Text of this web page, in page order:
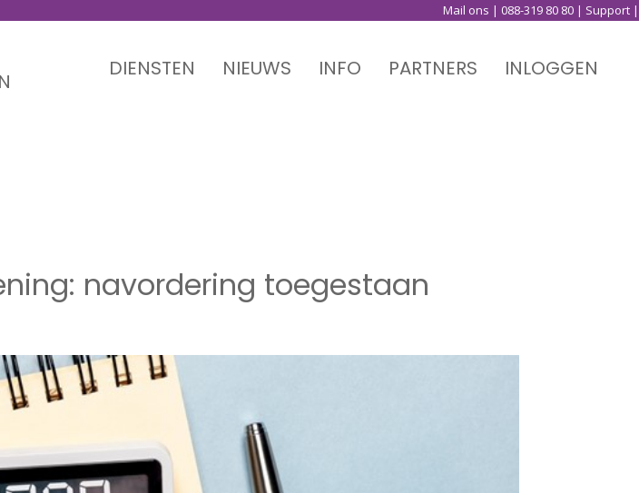
Mail ons | 088-319 80 80 | Support |
DIENSTEN NIEUWS INFO PARTNERS INLOGGEN
navordering toegestaan